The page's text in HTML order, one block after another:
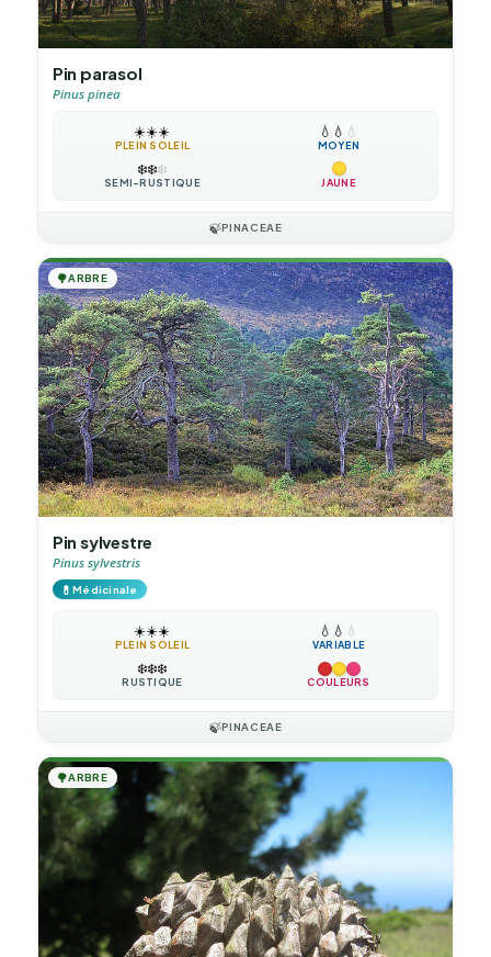
Pin parasol
Pinus pinea
☀️☀️☀️
PLEIN SOLEIL
💧 💧 💧
MOYEN
❄️❄️❄️
SEMI-RUSTIQUE JAUNE
🍃PINACEAE
🌳ARBRE
Pin sylvestre
Pinus sylvestris
💊Médicinale
☀️☀️☀️
PLEIN SOLEIL
💧 💧 💧
VARIABLE
❄️❄️❄️
RUSTIQUE COULEURS
🍃PINACEAE
🌳ARBRE